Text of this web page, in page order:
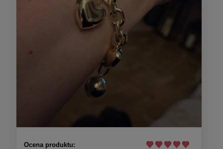
Ocena produktu: